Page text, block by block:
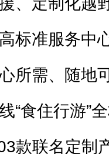
标准服务中
所需、随地
“食住行游”
款联名定制